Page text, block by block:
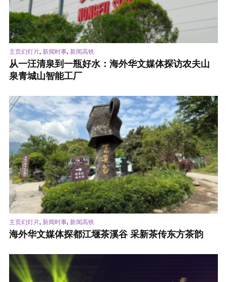
主页幻灯片, 新闻时事, 新闻高铁
从一汪清泉到一瓶好水：海外华文媒体探访农夫山
泉青城山智能工厂
主页幻灯片, 新闻时事, 新闻高铁
海外华文媒体探都江堰茶溪谷 采新茶传东方茶韵